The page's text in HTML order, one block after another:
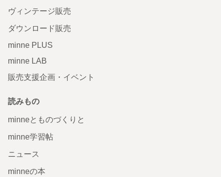
ヴィンテージ販売
ダウンロード販売
minne PLUS
minne LAB
販売支援企画・イベント
読みもの
minneとものづくりと
minne学習帖
ニュース
minneの本